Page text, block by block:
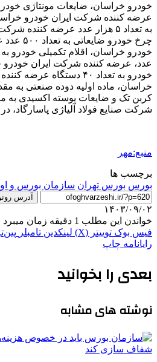
عرضه کننده شرکت ایران خودرو
به تعداد ۵ هزار عدد عرضه
چرخ
عدد، عرضه کننده شرکت ایران خودرو
خودرو به تعداد ۴۰ دستگاه
شرکت صنایع فولاد آلیاژی پاسارگاد،
منبع:مهر
برچسب ها
بورس بورس تهران سازمان بورس و
آدرس
۱۴۰۳/۰۹/۰۲
خواندن این مطلب 1 دقیقه زمان میبرد
فیس بوک توییتر (X) لینکدین ‫تامبلر
رایانامه چاپ
بعدی را بخوانید
نوشته های مشابه